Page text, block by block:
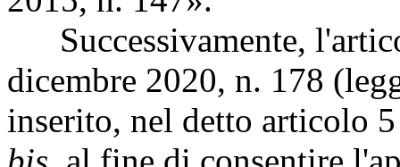
Successivamente,
dicembre 2020, n. 178
inserito, nel detto articolo